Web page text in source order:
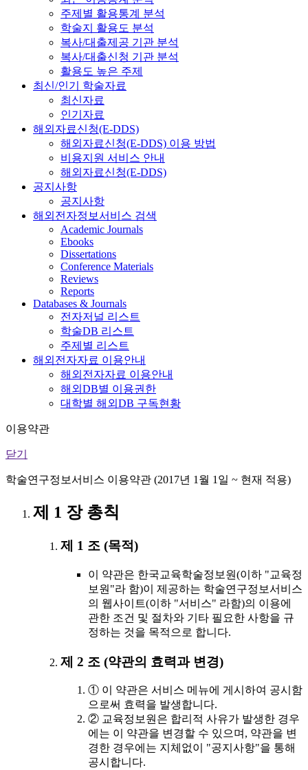
주제별 활용통계 분석
학술지 활용도 분석
복사/대출제공 기관 분석
복사/대출신청 기관 분석
활용도 높은 주제
최신/인기 학술자료
최신자료
인기자료
해외자료신청(E-DDS)
해외자료신청(E-DDS) 이용 방법
비용지원 서비스 안내
해외자료신청(E-DDS)
공지사항
공지사항
해외전자정보서비스 검색
Academic Journals
Ebooks
Dissertations
Conference Materials
Reviews
Reports
Databases & Journals
전자저널 리스트
학술DB 리스트
주제별 리스트
해외전자자료 이용안내
해외전자자료 이용안내
해외DB별 이용권한
대학별 해외DB 구독현황
이용약관
닫기
학술연구정보서비스 이용약관 (2017년 1월 1일 ~ 현재 적용)
제 1 장 총칙
제 1 조 (목적)
이 약관은 한국교육학술정보원(이하 "교육정
보원"라 함)이 제공하는 학술연구정보서비스
의 웹사이트(이하 "서비스" 라함)의 이용에
관한 조건 및 절차와 기타 필요한 사항을 규
정하는 것을 목적으로 합니다.
제 2 조 (약관의 효력과 변경)
① 이 약관은 서비스 메뉴에 게시하여 공시함
으로써 효력을 발생합니다.
② 교육정보원은 합리적 사유가 발생한 경우
에는 이 약관을 변경할 수 있으며, 약관을 변
경한 경우에는 지체없이 "공지사항"을 통해
공시합니다.